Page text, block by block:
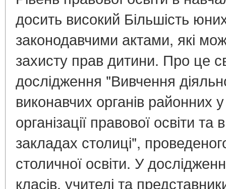
досить високий Більшість юних
законодавчими актами, які
захисту прав дитини. Про це
дослідження "Вивчення
виконавчих органів районних
організації правової освіти
закладах столиці",
столичної освіти. У
класів, учителі та